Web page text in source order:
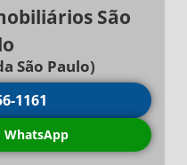
São
São Paulo)
1161